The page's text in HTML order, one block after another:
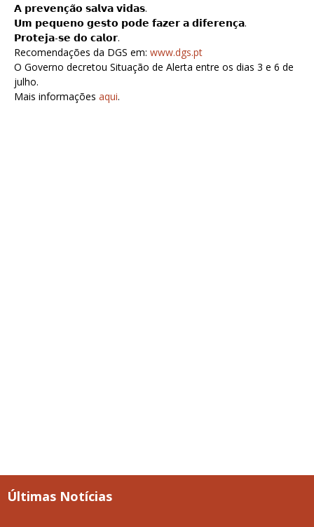
𝗔 𝗽𝗿𝗲𝘃𝗲𝗻𝗰̧𝗮̃𝗼 𝘀𝗮𝗹𝘃𝗮 𝘃𝗶𝗱𝗮𝘀.
𝗨𝗺 𝗽𝗲𝗾𝘂𝗲𝗻𝗼 𝗴𝗲𝘀𝘁𝗼 𝗽𝗼𝗱𝗲 𝗳𝗮𝘇𝗲𝗿 𝗮 𝗱𝗶𝗳𝗲𝗿𝗲𝗻𝗰̧𝗮.
𝗣𝗿𝗼𝘁𝗲𝗷𝗮-𝘀𝗲 𝗱𝗼 𝗰𝗮𝗹𝗼𝗿.
Recomendações da DGS em: www.dgs.pt
O Governo decretou Situação de Alerta entre os dias 3 e 6 de
julho.
Mais informações aqui.
Últimas Notícias